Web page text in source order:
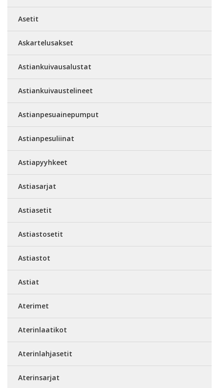
Asetit
Askartelusakset
Astiankuivausalustat
Astiankuivaustelineet
Astianpesuainepumput
Astianpesuliinat
Astiapyyhkeet
Astiasarjat
Astiasetit
Astiastosetit
Astiastot
Astiat
Aterimet
Aterinlaatikot
Aterinlahjasetit
Aterinsarjat